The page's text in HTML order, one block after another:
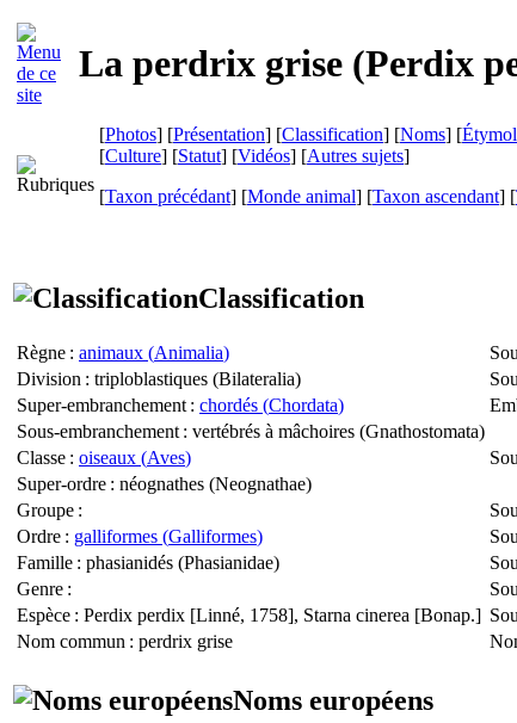
La perdrix grise (Perdix
[Photos] [Présentation] [Classification] [Noms] [
[Culture] [Statut] [Vidéos] [Autres sujets]
[Taxon précédant] [Monde animal] [Taxon ascendant] [
Classification
Règne : animaux (Animalia)
Division : triploblastiques (Bilateralia)
Super-embranchement : chordés (Chordata)
Sous-embranchement : vertébrés à mâchoires (Gnathostomata)
Classe : oiseaux (Aves)
Super-ordre : néognathes (Neognathae)
Groupe :
Ordre : galliformes (Galliformes)
Famille : phasianidés (Phasianidae)
Genre :
Espèce : Perdix perdix [Linné, 1758], Starna cinerea [Bonap.]
Nom commun : perdrix grise
Noms européens